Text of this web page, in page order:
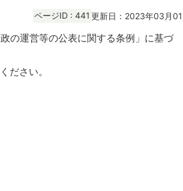
ページID : 441 更新日：2023年03月01
の運営等の公表に関する条例」に基づ
ださい。